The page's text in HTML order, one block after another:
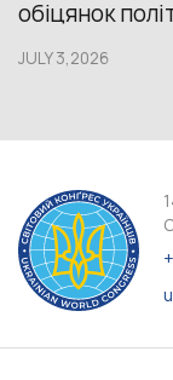
обіцянок
JULY 3,2026